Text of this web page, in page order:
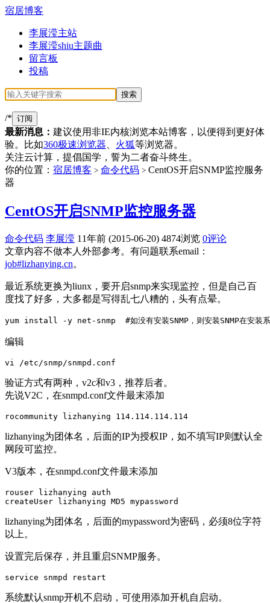
宿居博客
李展滢主站
李展滢shiu主题曲
留言板
投稿
/* 订阅
最新消息： 建议使用非IE内核浏览本站博客，以便得到更好体
验。比如360极速浏览器 火狐等浏览器。
关注云计算，提倡国学，誓为二者奋斗终生。
你的位置： 宿居博客 > 命令代码 > CentOS开启SNMP监控服务
器
CentOS开启SNMP监控服务器
命令代码 李展滢 11年前 (2015-06-20) 4874浏览 0评论
文章内容不做本人外部参考。有问题联系email：
job#lizhanying.cn。
最近系统更换为liunx，要开启snmp来实现监控，但是自己百
度找了好多，大多都是写得乱七八糟的，头有点晕。
yum install -y net-snmp  #如没有安装SNMP，则安装SNMP在安装系
编辑
vi /etc/snmp/snmpd.conf
验证方式有两种，v2c和v3，推荐后者。
先说V2C，在snmpd.conf文件最末添加
rocommunity lizhanying 114.114.114.114
lizhanying为团体名，后面的IP为授权IP，如不填写IP则默认全
网段可监控。
V3版本，在snmpd.conf文件最末添加
rouser lizhanying auth
createUser lizhanying MD5 mypassword
lizhanying为团体名，后面的mypassword为密码，必须8位字符
以上。
设置完后保存，并且重启SNMP服务。
service snmpd restart
系统默认snmp开机不启动，可使用添加开机自启动。